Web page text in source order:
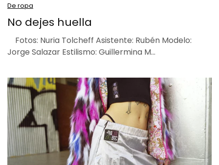
De ropa
No dejes huella
Fotos: Nuria Tolcheff Asistente: Rubén Modelo:
Jorge Salazar Estilismo: Guillermina M…